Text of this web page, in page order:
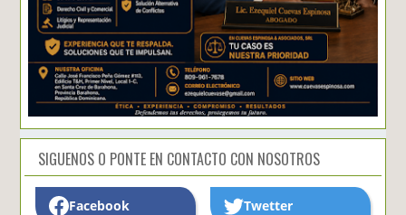
SIGUENOS O PONTE EN CONTACTO CON NOSOTROS
Facebook Twetter